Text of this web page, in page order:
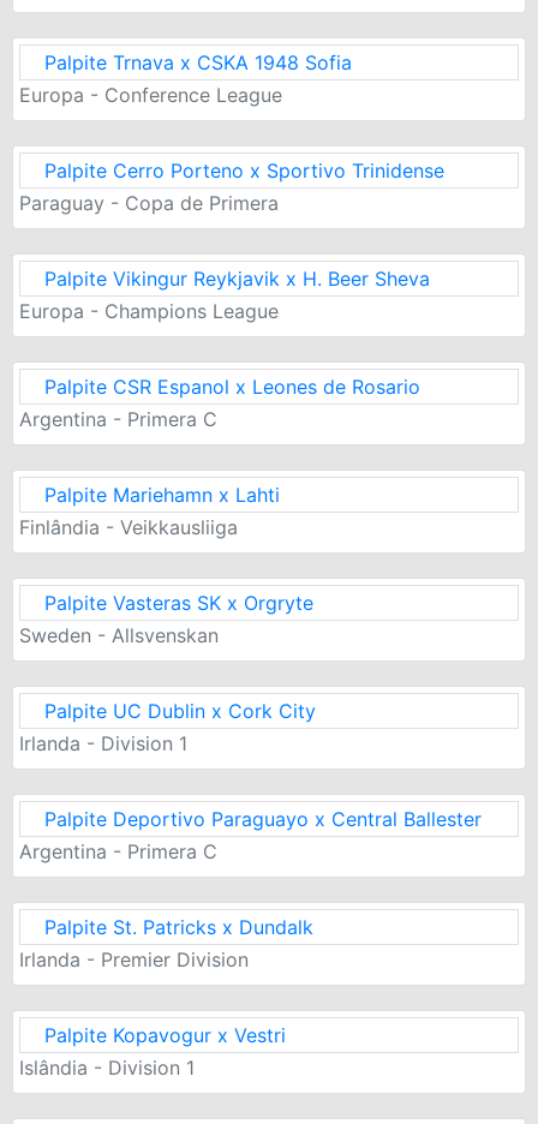
Palpite Trnava x CSKA 1948 Sofia
Europa - Conference League
Palpite Cerro Porteno x Sportivo Trinidense
Paraguay - Copa de Primera
Palpite Vikingur Reykjavik x H. Beer Sheva
Europa - Champions League
Palpite CSR Espanol x Leones de Rosario
Argentina - Primera C
Palpite Mariehamn x Lahti
Finlândia - Veikkausliiga
Palpite Vasteras SK x Orgryte
Sweden - Allsvenskan
Palpite UC Dublin x Cork City
Irlanda - Division 1
Palpite Deportivo Paraguayo x Central Ballester
Argentina - Primera C
Palpite St. Patricks x Dundalk
Irlanda - Premier Division
Palpite Kopavogur x Vestri
Islândia - Division 1